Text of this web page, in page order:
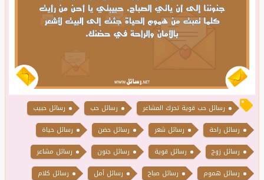
رسائل حب قوية تحرك المشاعر رسائل حب
رسائل حبيب
رسائل راحة
رسائل شعر رسائل حضن
رسائل حياة
رسائل زوج
رسائل قوية رسائل جنون
رسائل مشاعر
رسائل هموم
رسائل صباح رسائل أمل
رسائل كلام